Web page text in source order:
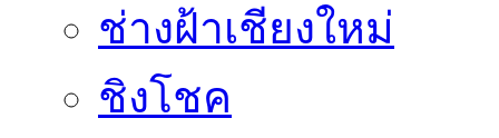
ช่างฝ้าเชียงใหม่
ชิงโชค